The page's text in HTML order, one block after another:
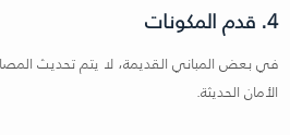
4. قدم المكونات
في بعض المباني القديمة، لا يتم تحديث
الأمان الحديثة.